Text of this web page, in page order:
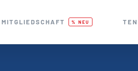
MITGLIEDSCHAFT % NEU